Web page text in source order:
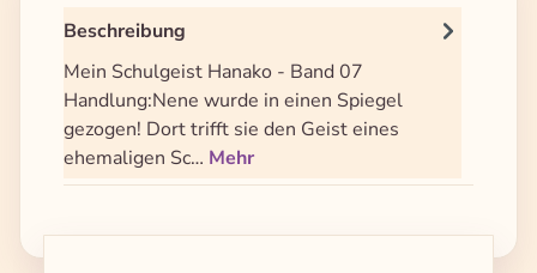
Beschreibung
Mein Schulgeist Hanako - Band 07
Handlung:Nene wurde in einen Spiegel
gezogen! Dort trifft sie den Geist eines
ehemaligen Sc… Mehr